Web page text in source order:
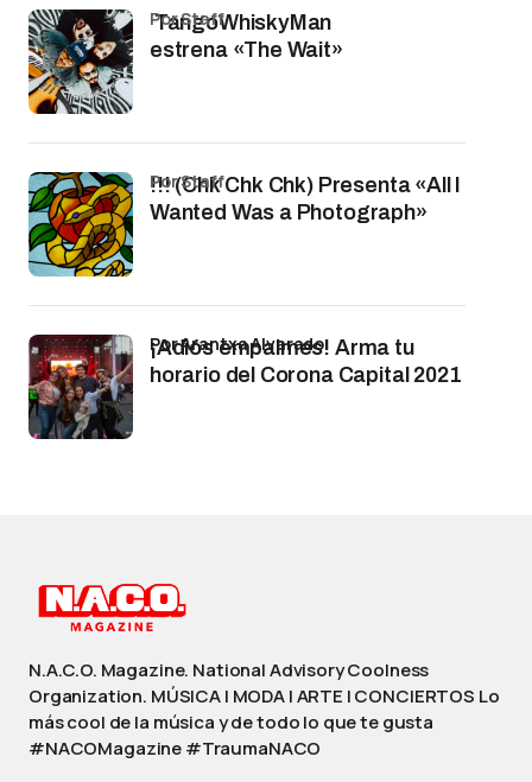
TangoWhiskyMan
estrena «The Wait»
por Staff
!!! (Chk Chk Chk) Presenta «All I
Wanted Was a Photograph»
por Staff
¡Adiós empalmes! Arma tu
horario del Corona Capital 2021
por Arantxa Alvarado
N.A.C.O. Magazine. National Advisory Coolness
Organization. MÚSICA | MODA | ARTE | CONCIERTOS Lo
más cool de la música y de todo lo que te gusta
#NACOMagazine #TraumaNACO